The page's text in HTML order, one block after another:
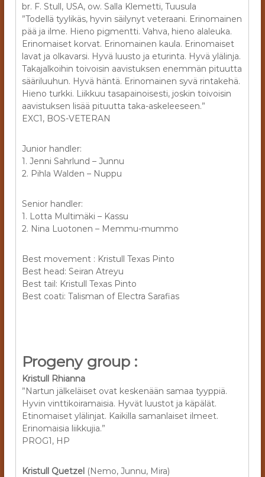
br. F. Stull, USA, ow. Salla Klemetti, Tuusula
”Todellä tyylikäs, hyvin säilynyt veteraani. Erinomainen
pää ja ilme. Hieno pigmentti. Vahva, hieno alaleuka.
Erinomaiset korvat. Erinomainen kaula. Erinomaiset
lavat ja olkavarsi. Hyvä luusto ja eturinta. Hyvä ylälinja.
Takajalkoihin toivoisin aavistuksen enemmän pituutta
sääriluuhun. Hyvä häntä. Erinomainen syvä rintakehä.
Hieno turkki. Liikkuu tasapainoisesti, joskin toivoisin
aavistuksen lisää pituutta taka-askeleeseen.”
EXC1, BOS-VETERAN
Junior handler:
1. Jenni Sahrlund – Junnu
2. Pihla Walden – Nuppu
Senior handler:
1. Lotta Multimäki – Kassu
2. Nina Luotonen – Memmu-mummo
Best movement : Kristull Texas Pinto
Best head: Seiran Atreyu
Best tail: Kristull Texas Pinto
Best coati: Talisman of Electra Sarafias
Progeny group :
Kristull Rhianna
”Nartun jälkeläiset ovat keskenään samaa tyyppiä.
Hyvin vinttikoiramaisia. Hyvät luustot ja käpälät.
Etinomaiset ylälinjat. Kaikilla samanlaiset ilmeet.
Erinomaisia liikkujia.”
PROG1, HP
Kristull Quetzel (Nemo, Junnu, Mira)